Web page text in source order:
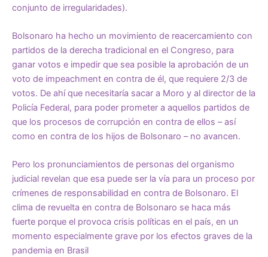
conjunto de irregularidades).
Bolsonaro ha hecho un movimiento de reacercamiento con
partidos de la derecha tradicional en el Congreso, para
ganar votos e impedir que sea posible la aprobación de un
voto de impeachment en contra de él, que requiere 2/3 de
votos. De ahí que necesitaría sacar a Moro y al director de la
Policía Federal, para poder prometer a aquellos partidos de
que los procesos de corrupción en contra de ellos – así
como en contra de los hijos de Bolsonaro – no avancen.
Pero los pronunciamientos de personas del organismo
judicial revelan que esa puede ser la vía para un proceso por
crímenes de responsabilidad en contra de Bolsonaro. El
clima de revuelta en contra de Bolsonaro se haca más
fuerte porque el provoca crisis políticas en el país, en un
momento especialmente grave por los efectos graves de la
pandemia en Brasil